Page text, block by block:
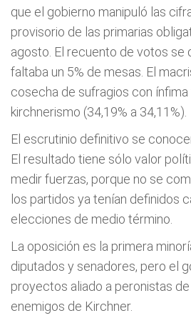
que el gobierno manipuló las
provisorio de las primarias
agosto. El recuento de votos se
faltaba un 5% de mesas. El
cosecha de sufragios con ínfima
kirchnerismo (34,19% a 34,11%).
El escrutinio definitivo se
El resultado tiene sólo valor
medir fuerzas, porque no se
los partidos ya tenían definidos
elecciones de medio término.
La oposición es la primera
diputados y senadores, pero el
proyectos aliado a peronistas
enemigos de Kirchner.